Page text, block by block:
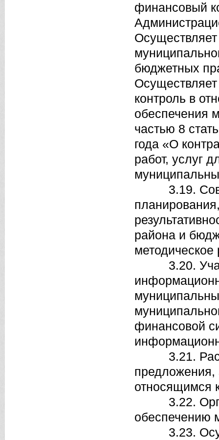
финансовый
бюджетных
контроль в
обеспечения
частью 8
года «О
работ, услуг
3.19.
района и
методическое
3.20.
финансовой
3.21.
предложения,
относящимся
3.22.
обеспечению
3.23.